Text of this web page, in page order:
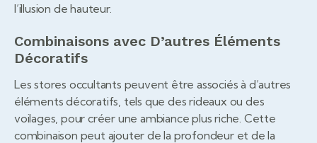
l’illusion de hauteur.
Combinaisons avec D’autres Éléments
Décoratifs
Les stores occultants peuvent être associés à d’autres
éléments décoratifs, tels que des rideaux ou des
voilages, pour créer une ambiance plus riche. Cette
combinaison peut ajouter de la profondeur et de la